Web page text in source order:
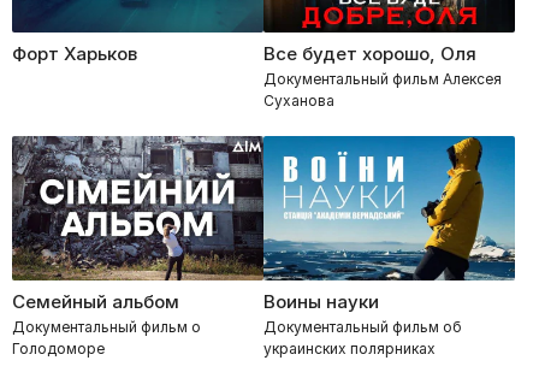
Форт Харьков Все будет хорошо, Оля
Документальный фильм Алексея
Суханова
Семейный альбом
Документальный фильм о
Голодоморе
Воины науки
Документальный фильм об
украинских полярниках